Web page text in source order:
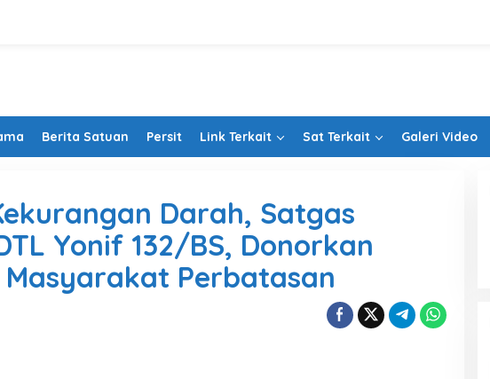
Berita Satuan Persit Link Terkait Sat Terkait Galeri Video
Darah, Satgas
Yonif 132/BS, Donorkan
Perbatasan